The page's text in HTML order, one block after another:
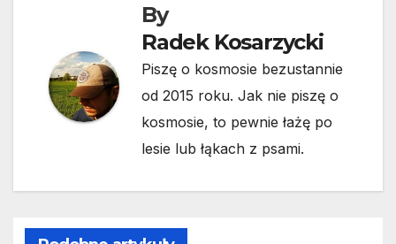
By
Radek Kosarzycki
Piszę o kosmosie bezustannie
od 2015 roku. Jak nie piszę o
kosmosie, to pewnie łażę po
lesie lub łąkach z psami.